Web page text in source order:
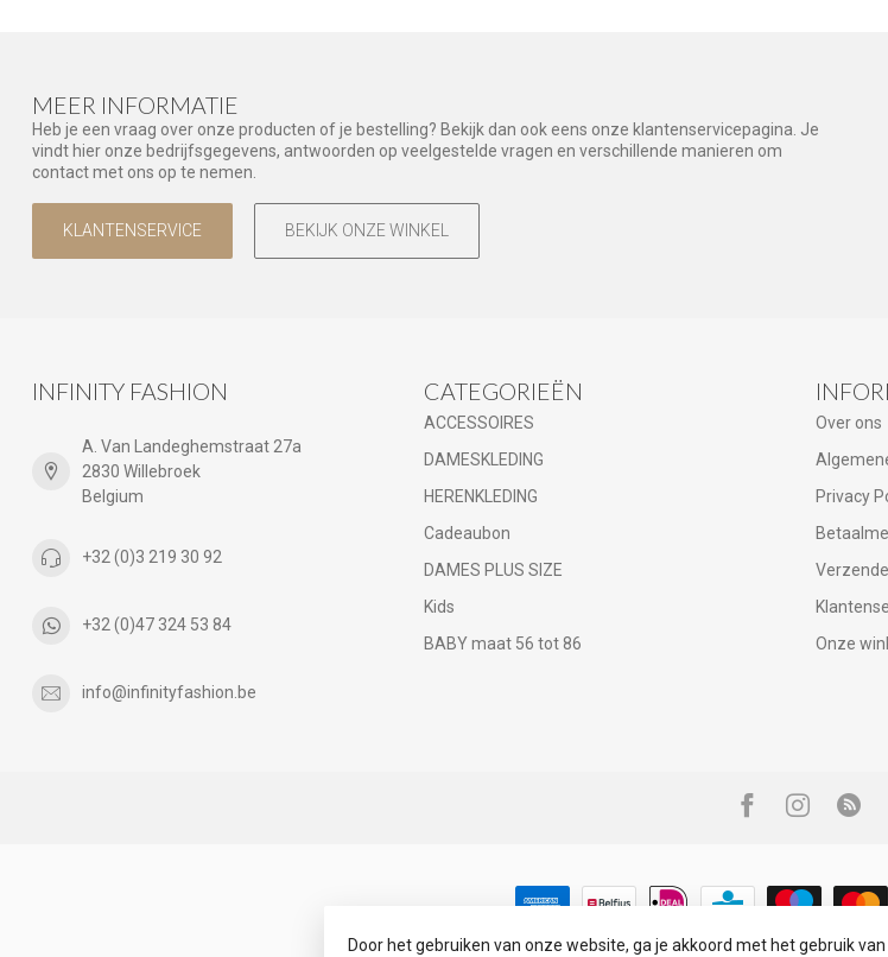
MEER INFORMATIE
Heb je een vraag over onze producten of je bestelling? Bekijk dan ook eens onze klantenservicepagina. Je
vindt hier onze bedrijfsgegevens, antwoorden op veelgestelde vragen en verschillende manieren om
contact met ons op te nemen.
KLANTENSERVICE BEKIJK ONZE WINKEL
INFINITY FASHION
A. Van Landeghemstraat 27a
2830 Willebroek
Belgium
+32 (0)3 219 30 92
+32 (0)47 324 53 84
info@infinityfashion.be
CATEGORIEËN
ACCESSOIRES
DAMESKLEDING
HERENKLEDING
Cadeaubon
DAMES PLUS SIZE
Kids
BABY maat 56 tot 86
Over ons
Privacy
Onze
© Copyright 2026 Infinity
Door het gebruiken van onze website, ga je akkoord met het gebruik